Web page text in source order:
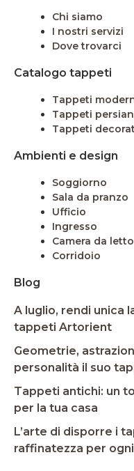
Chi siamo
I nostri servizi
Dove trovarci
Catalogo tappeti
Tappeti
Tappeti
Tappeti
Ambienti e design
Soggiorno
Sala da pranzo
Ufficio
Ingresso
Camera da letto
Corridoio
Blog
A luglio, rendi unica
tappeti Artorient
Geometrie,
personalità il suo
Tappeti antichi: un
per la tua casa
L’arte di disporre i
raffinatezza per